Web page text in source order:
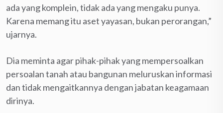
ada yang komplein, tidak ada yang mengaku punya.
Karena memang itu aset yayasan, bukan perorangan,”
ujarnya.
Dia meminta agar pihak-pihak yang mempersoalkan
persoalan tanah atau bangunan meluruskan informasi
dan tidak mengaitkannya dengan jabatan keagamaan
dirinya.